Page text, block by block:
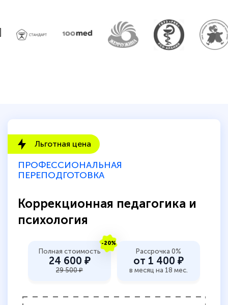
Льготная цена
ПРОФЕССИОНАЛЬНАЯ
ПЕРЕПОДГОТОВКА
Коррекционная педагогика и
психология
-20%
Полная стоимость
24 600 ₽
29 500 ₽
Рассрочка 0%
от 1 400 ₽
в месяц на 18 мес.